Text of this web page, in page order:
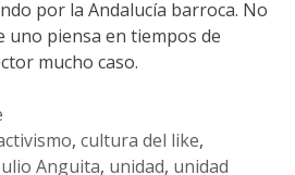
por la Andalucía barroca. No
uno piensa en tiempos de
mucho caso.
, cultura del like,
Anguita, unidad, unidad